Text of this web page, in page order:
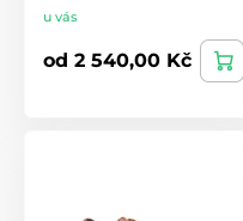
u vás
od 2 540,00 Kč